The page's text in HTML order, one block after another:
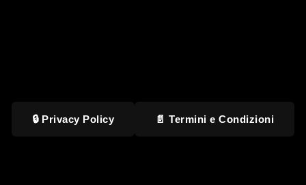
🔒 Privacy Policy 📄 Termini e Condizioni